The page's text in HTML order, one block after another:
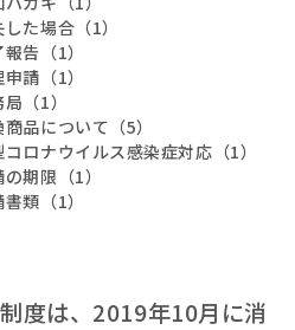
た場合（1）
告（1）
請（1）
（1）
品について（5）
ロナウイルス感染症対応（1）
期限（1）
類（1）
度は、2019年10月に消